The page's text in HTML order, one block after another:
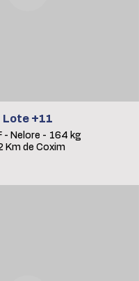
Lote +11
- Nelore - 164 kg
Km de Coxim